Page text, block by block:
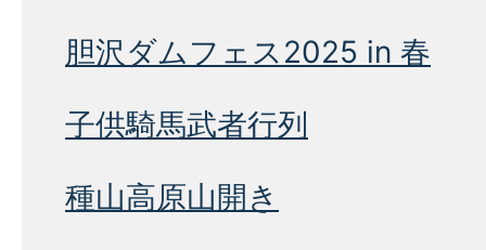
胆沢ダムフェス2025 in 春
子供騎馬武者行列
種山高原山開き